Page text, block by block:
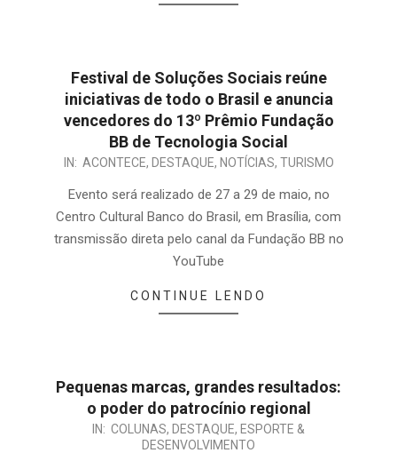
Festival de Soluções Sociais reúne
iniciativas de todo o Brasil e anuncia
vencedores do 13º Prêmio Fundação
BB de Tecnologia Social
IN: ACONTECE, DESTAQUE, NOTÍCIAS, TURISMO
Evento será realizado de 27 a 29 de maio, no
Centro Cultural Banco do Brasil, em Brasília, com
transmissão direta pelo canal da Fundação BB no
YouTube
CONTINUE LENDO
Pequenas marcas, grandes resultados:
o poder do patrocínio regional
IN: COLUNAS, DESTAQUE, ESPORTE &
DESENVOLVIMENTO